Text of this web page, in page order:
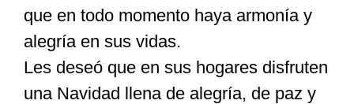
que en todo momento haya armonía y
alegría en sus vidas.
Les deseó que en sus hogares disfruten
una Navidad llena de alegría, de paz y